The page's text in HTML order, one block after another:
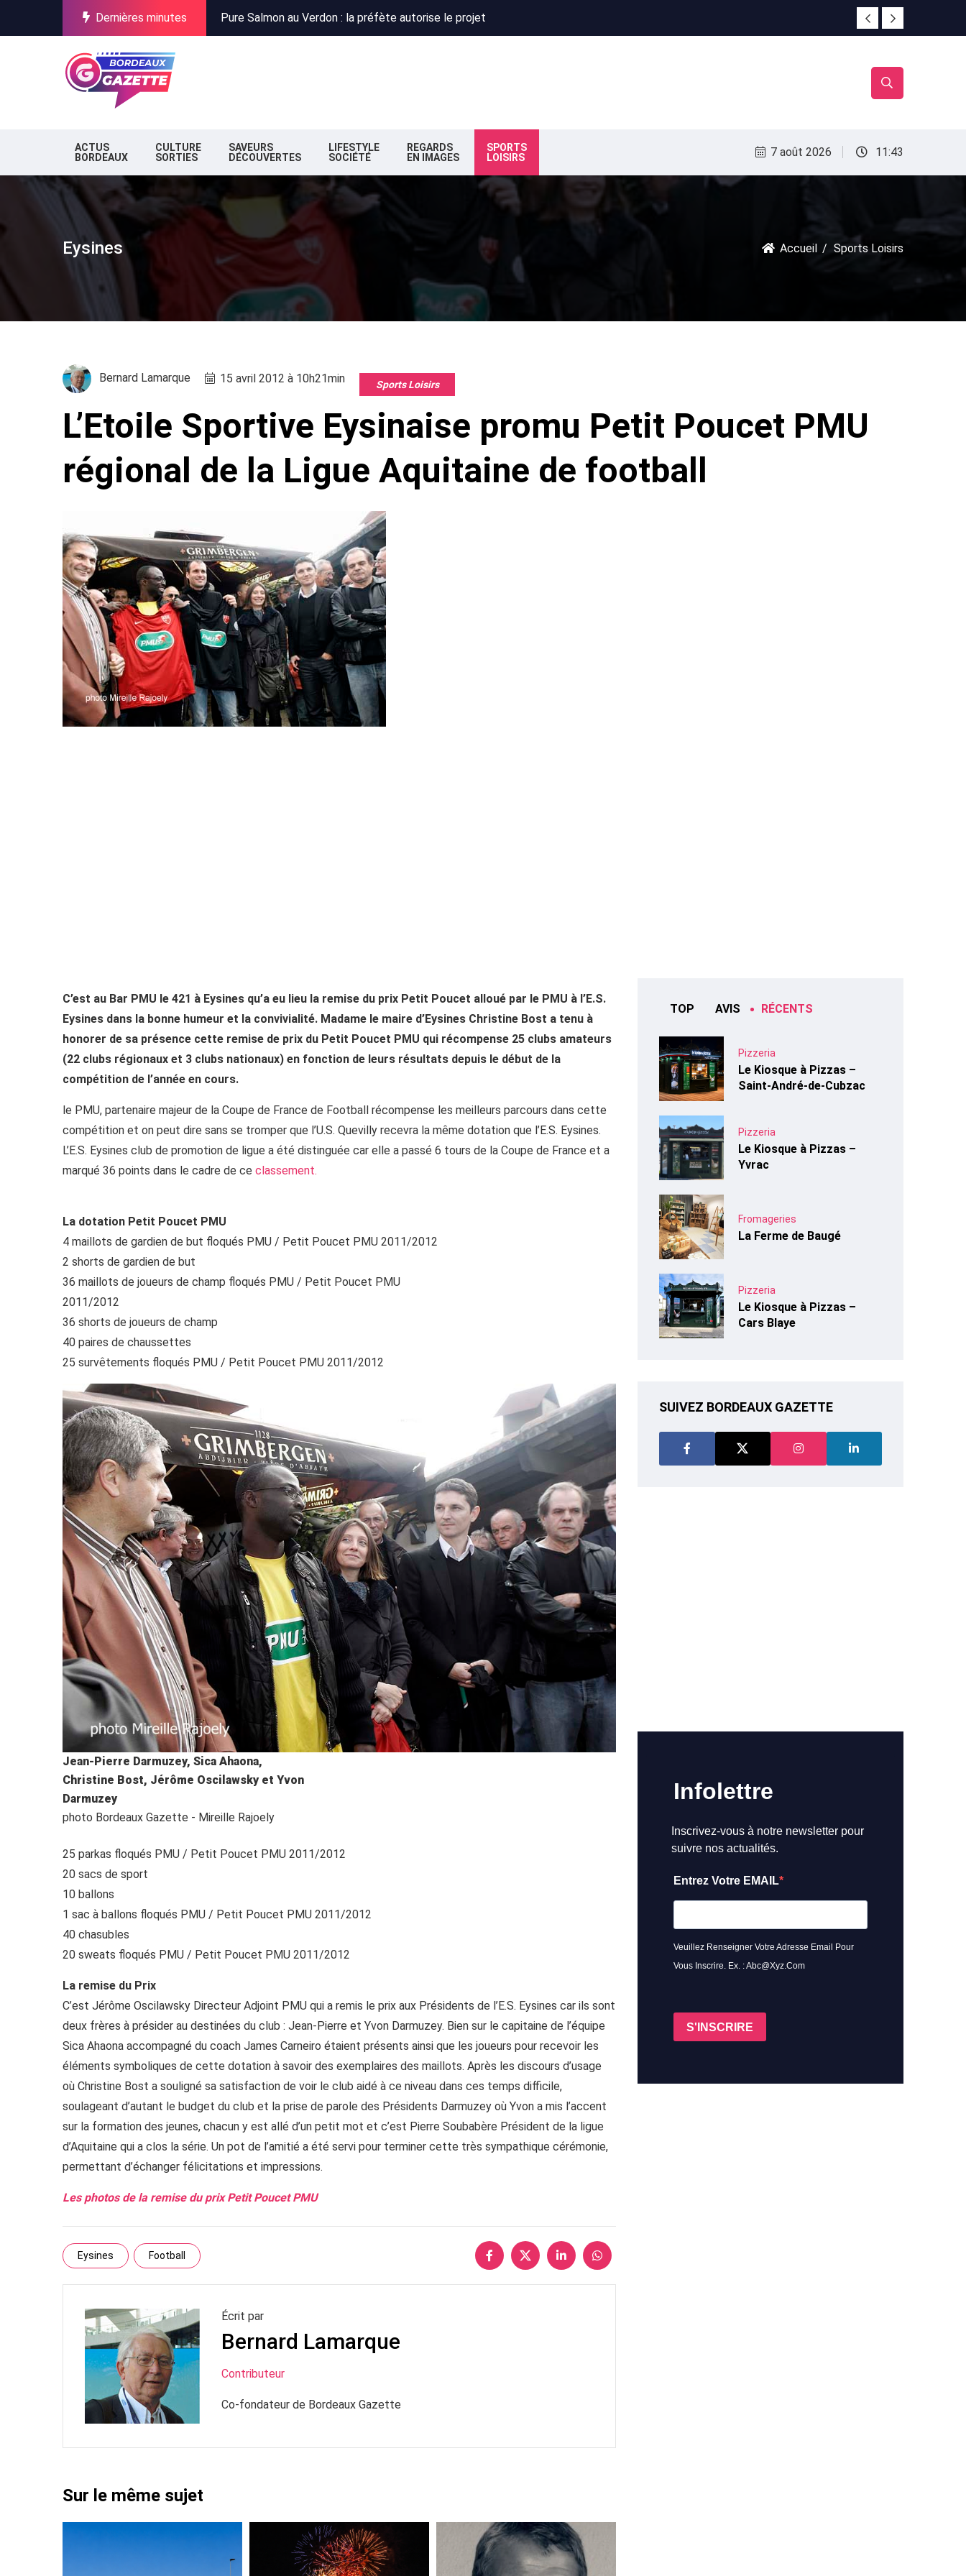
Dernières minutes
Incendies en Gironde : Obispo, Zazie et Renaud réunis pour un concert caritatif à Floirac
Stationnement à Bordeaux : la nouvelle majorité change de cap
ACTUS
BORDEAUX
CULTURE
SORTIES
SAVEURS
DÉCOUVERTES
LIFESTYLE
SOCIÉTÉ
REGARDS
EN IMAGES
SPORTS
LOISIRS
7 août 2026 11:43
Eysines Accueil Sports Loisirs
Bernard Lamarque 15 avril 2012 à 10h21min Sports Loisirs
L’Etoile Sportive Eysinaise promu Petit Poucet PMU
régional de la Ligue Aquitaine de football
C’est au Bar PMU le 421 à Eysines qu’a eu lieu la remise du prix Petit Poucet alloué par le PMU à l’E.S.
Eysines dans la bonne humeur et la convivialité. Madame le maire d’Eysines Christine Bost a tenu à
honorer de sa présence cette remise de prix du Petit Poucet PMU qui récompense 25 clubs amateurs
(22 clubs régionaux et 3 clubs nationaux) en fonction de leurs résultats depuis le début de la
compétition de l’année en cours.
le PMU, partenaire majeur de la Coupe de France de Football récompense les meilleurs parcours dans cette
compétition et on peut dire sans se tromper que l’U.S. Quevilly recevra la même dotation que l’E.S. Eysines.
L’E.S. Eysines club de promotion de ligue a été distinguée car elle a passé 6 tours de la Coupe de France et a
marqué 36 points dans le cadre de ce classement.
La dotation Petit Poucet PMU
4 maillots de gardien de but floqués PMU / Petit Poucet PMU 2011/2012
2 shorts de gardien de but
36 maillots de joueurs de champ floqués PMU / Petit Poucet PMU
2011/2012
36 shorts de joueurs de champ
40 paires de chaussettes
25 survêtements floqués PMU / Petit Poucet PMU 2011/2012
Jean-Pierre Darmuzey, Sica Ahaona,
Christine Bost, Jérôme Oscilawsky et Yvon
Darmuzey
photo Bordeaux Gazette - Mireille Rajoely
25 parkas floqués PMU / Petit Poucet PMU 2011/2012
20 sacs de sport
10 ballons
1 sac à ballons floqués PMU / Petit Poucet PMU 2011/2012
40 chasubles
20 sweats floqués PMU / Petit Poucet PMU 2011/2012
La remise du Prix
C’est Jérôme Oscilawsky Directeur Adjoint PMU qui a remis le prix aux Présidents de l’E.S. Eysines car ils sont
deux frères à présider au destinées du club : Jean-Pierre et Yvon Darmuzey. Bien sur le capitaine de l’équipe
Sica Ahaona accompagné du coach James Carneiro étaient présents ainsi que les joueurs pour recevoir les
éléments symboliques de cette dotation à savoir des exemplaires des maillots. Après les discours d’usage
où Christine Bost a souligné sa satisfaction de voir le club aidé à ce niveau dans ces temps difficile,
soulageant d’autant le budget du club et la prise de parole des Présidents Darmuzey où Yvon a mis l’accent
sur la formation des jeunes, chacun y est allé d’un petit mot et c’est Pierre Soubabère Président de la ligue
d’Aquitaine qui a clos la série. Un pot de l’amitié a été servi pour terminer cette très sympathique cérémonie,
permettant d’échanger félicitations et impressions.
Les photos de la remise du prix Petit Poucet PMU
Eysines Football
Écrit par
Bernard Lamarque
Contributeur
Co-fondateur de Bordeaux Gazette
Sur le même sujet
TOP AVIS RÉCENTS
Pizzeria
Le Kiosque à Pizzas –
Saint-André-de-Cubzac
Pizzeria
Le Kiosque à Pizzas –
Yvrac
Fromageries
La Ferme de Baugé
Pizzeria
Le Kiosque à Pizzas –
Cars Blaye
SUIVEZ BORDEAUX GAZETTE
Infolettre
Inscrivez-vous à notre newsletter pour
suivre nos actualités.
Entrez Votre EMAIL
Veuillez Renseigner Votre Adresse Email Pour
Vous Inscrire. Ex. : Abc@xyz.com
S'INSCRIRE